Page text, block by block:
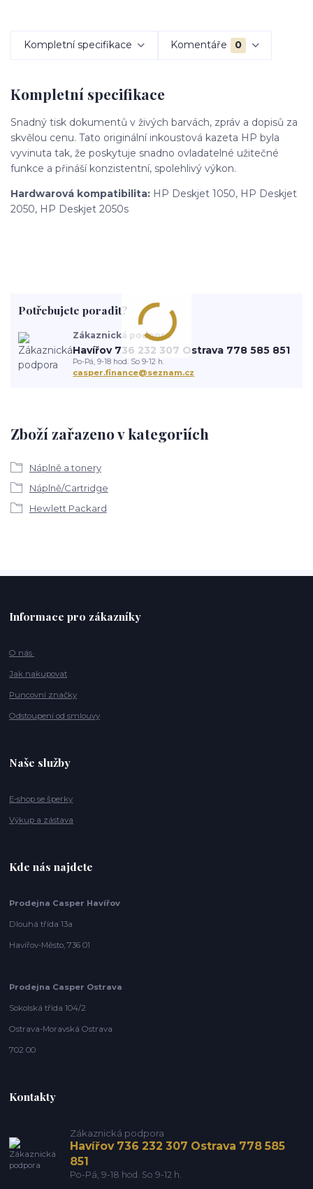
Kompletní specifikace Komentáře 0
Kompletní specifikace
Snadný tisk dokumentů v živých barvách, zpráv a dopisů za
skvělou cenu. Tato originální inkoustová kazeta HP byla
vyvinuta tak, že poskytuje snadno ovladatelné užitečné
funkce a přináší konzistentní, spolehlivý výkon.
Hardwarová kompatibilita: HP Deskjet 1050, HP Deskjet
2050, HP Deskjet 2050s
Zboží zařazeno v kategoriích
Náplně a tonery
Náplně/Cartridge
Hewlett Packard
Potřebujete poradit?
Zákaznická podpora
Havířov 736 232 307 Ostrava 778 585 851
Po-Pá, 9-18 hod. So 9-12 h.
casper.finance@seznam.cz
Informace pro zákazníky
O nás
Jak nakupovat
Puncovní značky
Odstoupení od smlouvy
Naše služby
E-shop se šperky
Výkup a zástava
Kde nás najdete
Prodejna Casper Havířov
Dlouhá třída 13a
Havířov-Město, 736 01
Prodejna Casper Ostrava
Sokolská třída 104/2
Ostrava-Moravská Ostrava
702 00
Kontakty
Zákaznická podpora
Havířov 736 232 307 Ostrava 778 585
851
Po-Pá, 9-18 hod. So 9-12 h.